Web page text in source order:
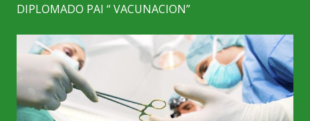
DIPLOMADO PAI “ VACUNACION”